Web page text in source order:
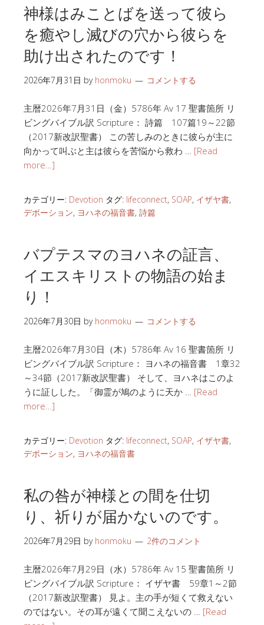
神様はみことばを送って彼ら
を癒やし滅びの穴から彼らを
助け出されたのです！
2026年7月31日 by honmoku コメントする
主暦2026年7月31日（金）5786年 Av 17 聖書箇所 リ
ビングバイブル訳 Scripture： 詩篇 107篇19～22節
（2017新改訳聖書） この苦しみのときに彼らが主に
向かって叫ぶと主は彼らを苦悩から救わ … [Read
more…]
カテゴリー: Devotion タグ: lifeconnect, SOAP, イザヤ書,
デボーション, ヨハネの福音書, 詩篇
バプテスマのヨハネの証言、
イエスキリストの物語の始ま
り！
2026年7月30日 by honmoku コメントする
主暦2026年7月30日（木）5786年 Av 16 聖書箇所 リ
ビングバイブル訳 Scripture： ヨハネの福音書 1章32
～34節（2017新改訳聖書） そして、ヨハネはこのよ
うに証しした。「御霊が鳩のように天か … [Read
more…]
カテゴリー: Devotion タグ: lifeconnect, SOAP, イザヤ書,
デボーション, ヨハネの福音書
私の咎が神様との間を仕切
り、祈りが届かないのです。
2026年7月29日 by honmoku 2件のコメント
主暦2026年7月29日（水）5786年 Av 15 聖書箇所 リ
ビングバイブル訳 Scripture： イザヤ書 59章1～2節
（2017新改訳聖書） 見よ。主の手が短くて救えない
のではない。その耳が遠くて聞こえないの … [Read